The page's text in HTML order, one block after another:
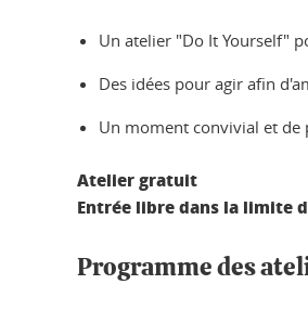
Un atelier "Do It Yourself"
Des idées pour agir afin
Un moment convivial et de
Atelier gratuit
Entrée libre dans la limite
Programme des